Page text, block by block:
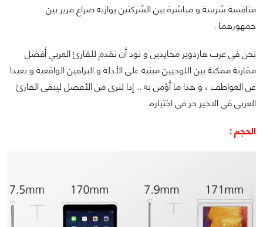
منافسة شرسة و مباشرة بين الشركتين يوازيه صراع مرير بين
جمهورهما .
نحن في عرب هاردوير محايدين و نود أن نقدم للقارئ العربي أفضل
مقارنة ممكنة بين اللوحيين مبنية على الأدلة و البراهين الواقعية و بعيدا
عن العواطف ، و هذا ما أؤمن به ... إذا لنرى من الأفضل ليبقى القارئ
العربي في الاخير حر في اختياره.
الحجم :